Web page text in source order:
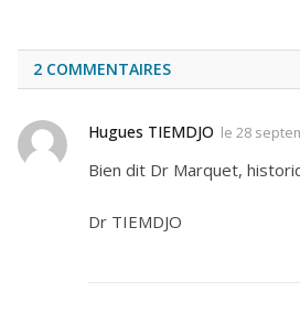
2 COMMENTAIRES
Hugues TIEMDJO le 28
Bien dit Dr Marquet,
Dr TIEMDJO